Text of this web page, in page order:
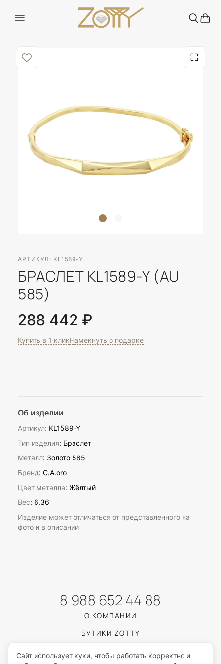
АРТИКУЛ: KL1589-Y
БРАСЛЕТ KL1589-Y (AU
585)
288 442 ₽
Купить в 1 кликНамекнуть о подарке
Об изделии
Артикул: KL1589-Y
Тип изделия: Браслет
Металл: Золото 585
Бренд: C.A.oro
Цвет металла: Жёлтый
Вес: 6.36
Изделие может отличаться от представленного на
фото и в описании
8 988 652 44 88
О КОМПАНИИ
БУТИКИ ZOTTY
КАТАЛОГ
Сайт использует куки, чтобы работать корректно и